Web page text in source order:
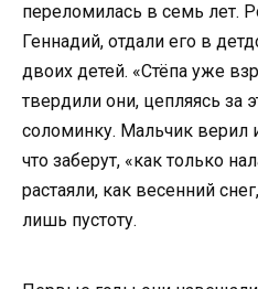
переломилась в семь лет.
Геннадий, отдали его в
двоих детей. «Стёпа уже
твердили они, цепляясь за
соломинку. Мальчик верил
что заберут, «как только
растаяли, как весенний
лишь пустоту.